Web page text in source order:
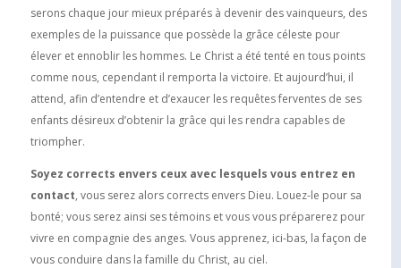
serons chaque jour mieux préparés à devenir des vainqueurs, des
exemples de la puissance que possède la grâce céleste pour
élever et ennoblir les hommes. Le Christ a été tenté en tous points
comme nous, cependant il remporta la victoire. Et aujourd’hui, il
attend, afin d’entendre et d’exaucer les requêtes ferventes de ses
enfants désireux d’obtenir la grâce qui les rendra capables de
triompher.
Soyez corrects envers ceux avec lesquels vous entrez en
contact, vous serez alors corrects envers Dieu. Louez-le pour sa
bonté; vous serez ainsi ses témoins et vous vous préparerez pour
vivre en compagnie des anges. Vous apprenez, ici-bas, la façon de
vous conduire dans la famille du Christ, au ciel.